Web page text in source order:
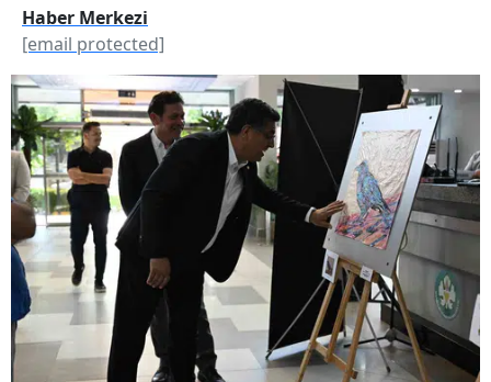
Haber Merkezi
[email protected]